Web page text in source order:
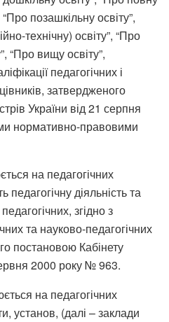
позашкільну освіту”,
технічну) освіту”, “Про
“Про вищу освіту”,
педагогічних і
затвердженого
України від 21 серпня
нормативно-правовими
на педагогічних
педагогічну діяльність та
згідно з
та науково-педагогічних
постановою Кабінету
2000 року № 963.
на педагогічних
установ, (далі – заклади